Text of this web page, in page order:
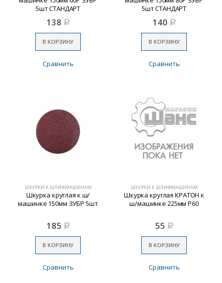
5шт СТАНДАРТ
138 Р
В КОРЗИНУ
Сравнить
5шт СТАНДАРТ
140 Р
В КОРЗИНУ
Сравнить
ШКУРКИ К ШЛИФМАШИНАМ
Шкурка круглая к ш/
машинке 150мм ЗУБР 5шт
185 Р
В КОРЗИНУ
Сравнить
ШКУРКИ К ШЛИФМАШИНАМ
Шкурка круглая КРАТОН к
ш/машинке 225мм Р60
55 Р
В КОРЗИНУ
Сравнить